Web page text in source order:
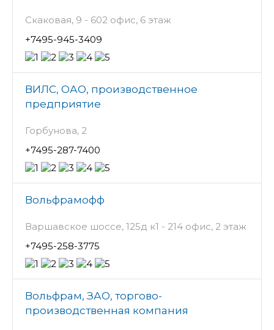
Скаковая, 9 - 602 офис, 6 этаж
+7495-945-3409
ВИЛС, ОАО, производственное
предприятие
Горбунова, 2
+7495-287-7400
Вольфрамофф
Варшавское шоссе, 125д к1 - 214 офис, 2 этаж
+7495-258-3775
Вольфрам, ЗАО, торгово-
производственная компания